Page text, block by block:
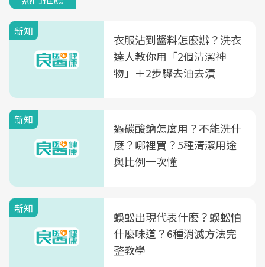
新知
衣服沾到醬料怎麼辦？洗衣
達人教你用「2個清潔神
物」＋2步驟去油去漬
新知
過碳酸鈉怎麼用？不能洗什
麼？哪裡買？5種清潔用途
與比例一次懂
新知
蜈蚣出現代表什麼？蜈蚣怕
什麼味道？6種消滅方法完
整教學